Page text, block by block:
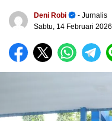
Deni Robi
- Jurnalis
Sabtu, 14 Februari 2026